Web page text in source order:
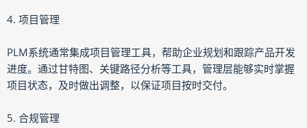
4. 项目管理
PLM系统通常集成项目管理工具，帮助企业规划和跟踪产品开发
进度。通过甘特图、关键路径分析等工具，管理层能够实时掌握
项目状态，及时做出调整，以保证项目按时交付。
5. 合规管理